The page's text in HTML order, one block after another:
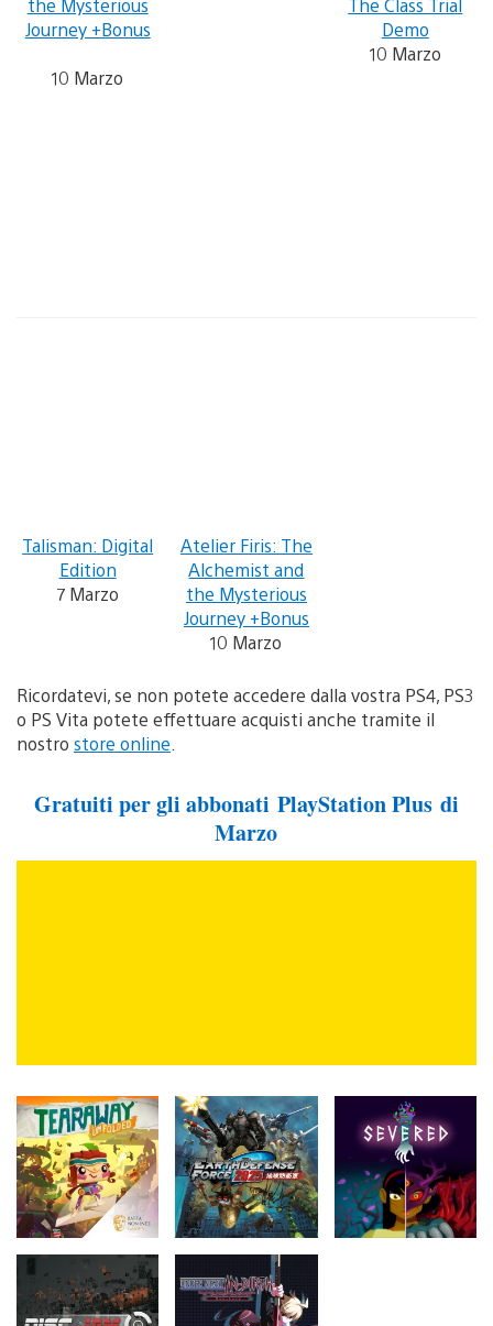
Journey +Bonus
10 Marzo
Demo
10 Marzo
Talisman: Digital
Edition
7 Marzo
Atelier Firis: The
Alchemist and
the Mysterious
Journey +Bonus
10 Marzo
Ricordatevi, se non potete accedere dalla vostra PS4, PS3
o PS Vita potete effettuare acquisti anche tramite il
nostro store online
Gratuiti per gli abbonati PlayStation Plus di
Marzo